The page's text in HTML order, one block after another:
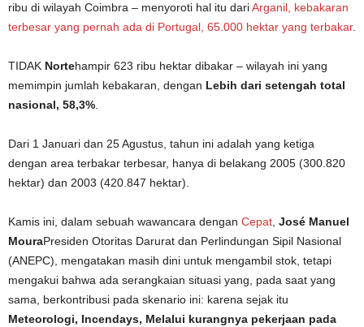
ribu di wilayah Coimbra – menyoroti hal itu dariArganil, kebakaran
terbesar yang pernah ada di Portugal, 65.000 hektar yang terbakar.
TIDAK Nortehampir 623 ribu hektar dibakar – wilayah ini yang
memimpin jumlah kebakaran, dengan Lebih dari setengah total
nasional, 58,3%
Dari 1 Januari dan 25 Agustus, tahun ini adalah yang ketiga
dengan area terbakar terbesar, hanya di belakang 2005 (300.820
hektar) dan 2003 (420.847 hektar).
Kamis ini, dalam sebuah wawancara dengan Cepat José Manuel
MouraPresiden Otoritas Darurat dan Perlindungan Sipil Nasional
(ANEPC), mengatakan masih dini untuk mengambil stok, tetapi
mengakui bahwa ada serangkaian situasi yang, pada saat yang
sama, berkontribusi pada skenario ini: karena sejak itu
Meteorologi, Incendays, Melalui kurangnya pekerjaan pada